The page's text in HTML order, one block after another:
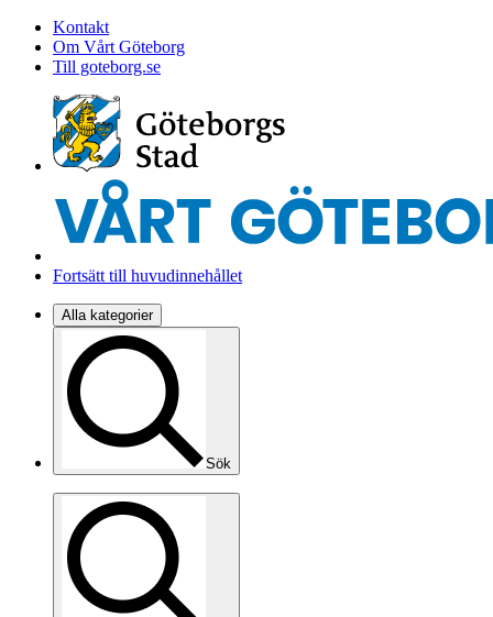
Kontakt
Om Vårt Göteborg
Till goteborg.se
Fortsätt till huvudinnehållet
Alla kategorier
Sök